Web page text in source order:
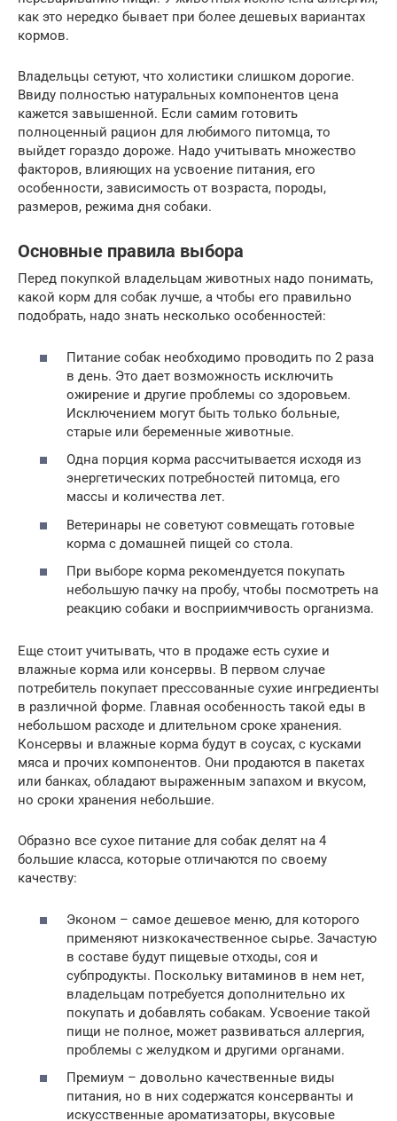
как это нередко бывает при более дешевых вариантах
кормов.
Владельцы сетуют, что холистики слишком дорогие.
Ввиду полностью натуральных компонентов цена
кажется завышенной. Если самим готовить
полноценный рацион для любимого питомца, то
выйдет гораздо дороже. Надо учитывать множество
факторов, влияющих на усвоение питания, его
особенности, зависимость от возраста, породы,
размеров, режима дня собаки.
Основные правила выбора
Перед покупкой владельцам животных надо понимать,
какой корм для собак лучше, а чтобы его правильно
подобрать, надо знать несколько особенностей:
Питание собак необходимо проводить по 2 раза
в день. Это дает возможность исключить
ожирение и другие проблемы со здоровьем.
Исключением могут быть только больные,
старые или беременные животные.
Одна порция корма рассчитывается исходя из
энергетических потребностей питомца, его
массы и количества лет.
Ветеринары не советуют совмещать готовые
корма с домашней пищей со стола.
При выборе корма рекомендуется покупать
небольшую пачку на пробу, чтобы посмотреть на
реакцию собаки и восприимчивость организма.
Еще стоит учитывать, что в продаже есть сухие и
влажные корма или консервы. В первом случае
потребитель покупает прессованные сухие ингредиенты
в различной форме. Главная особенность такой еды в
небольшом расходе и длительном сроке хранения.
Консервы и влажные корма будут в соусах, с кусками
мяса и прочих компонентов. Они продаются в пакетах
или банках, обладают выраженным запахом и вкусом,
но сроки хранения небольшие.
Образно все сухое питание для собак делят на 4
большие класса, которые отличаются по своему
качеству:
Эконом – самое дешевое меню, для которого
применяют низкокачественное сырье. Зачастую
в составе будут пищевые отходы, соя и
субпродукты. Поскольку витаминов в нем нет,
владельцам потребуется дополнительно их
покупать и добавлять собакам. Усвоение такой
пищи не полное, может развиваться аллергия,
проблемы с желудком и другими органами.
Премиум – довольно качественные виды
питания, но в них содержатся консерванты и
искусственные ароматизаторы, вкусовые